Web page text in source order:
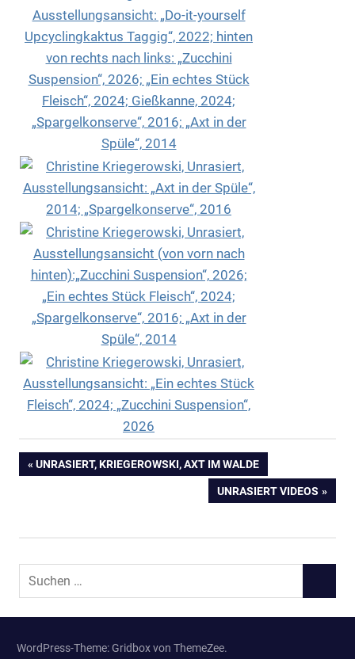
Beitragsnavigation
VORHERIGER
UNRASIERT, KRIEGEROWSKI, AXT IM WALDE
NÄCHSTER
BEITRAG:
UNRASIERT VIDEOS
Suchen
WordPress-Theme: Gridbox von ThemeZee.